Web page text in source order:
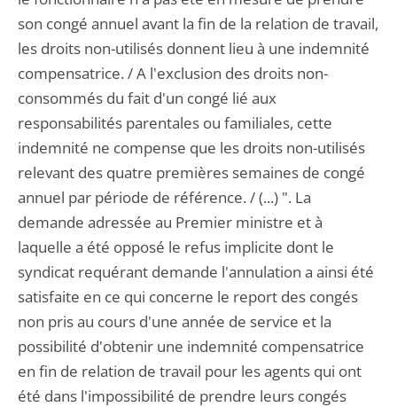
son congé annuel avant la fin de la relation de travail,
les droits non-utilisés donnent lieu à une indemnité
compensatrice. / A l'exclusion des droits non-
consommés du fait d'un congé lié aux
responsabilités parentales ou familiales, cette
indemnité ne compense que les droits non-utilisés
relevant des quatre premières semaines de congé
annuel par période de référence. / (...) ". La
demande adressée au Premier ministre et à
laquelle a été opposé le refus implicite dont le
syndicat requérant demande l'annulation a ainsi été
satisfaite en ce qui concerne le report des congés
non pris au cours d'une année de service et la
possibilité d'obtenir une indemnité compensatrice
en fin de relation de travail pour les agents qui ont
été dans l'impossibilité de prendre leurs congés